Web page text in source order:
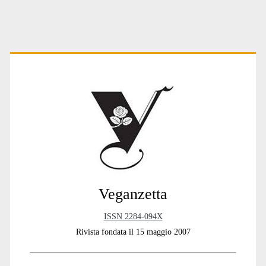
Primary
Veganzetta
ISSN 2284-094X
Rivista fondata il 15 maggio 2007